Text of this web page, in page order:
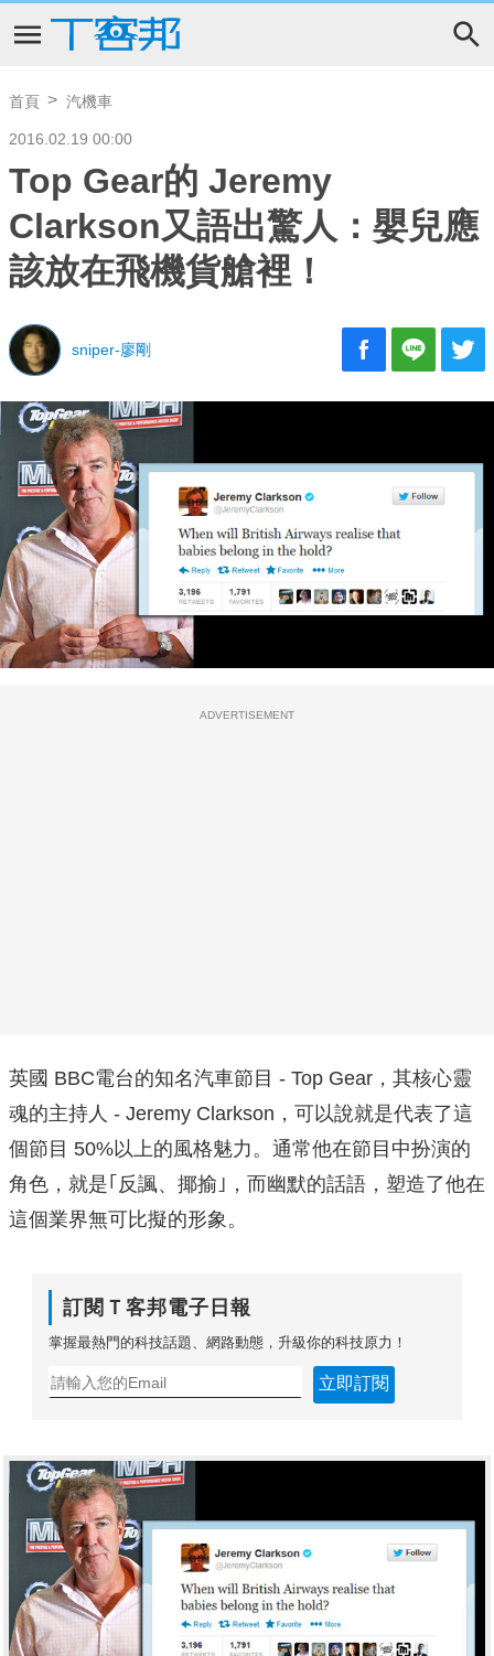
首頁 汽機車
2016.02.19 00:00
Top Gear的 Jeremy
Clarkson又語出驚人：嬰兒應
該放在飛機貨艙裡！
sniper-廖剛
ADVERTISEMENT
英國 BBC電台的知名汽車節目 - Top Gear，其核心靈
魂的主持人 - Jeremy Clarkson，可以說就是代表了這
個節目 50%以上的風格魅力。通常他在節目中扮演的
角色，就是｢反諷、揶揄｣，而幽默的話語，塑造了他在
這個業界無可比擬的形象。
訂閱Ｔ客邦電子日報
掌握最熱門的科技話題、網路動態，升級你的科技原力！
立即訂閱